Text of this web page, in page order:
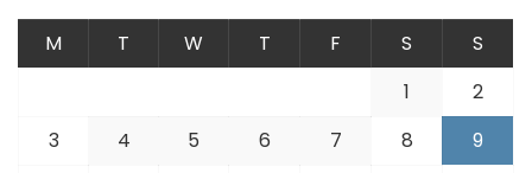
M T W T F S
S
1
2
3
4 5 6 7 8
9